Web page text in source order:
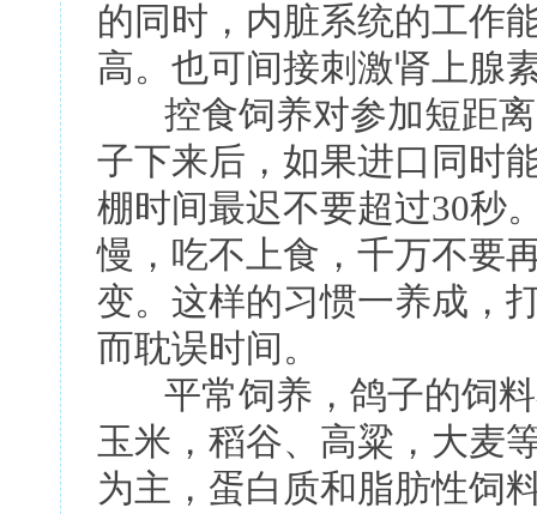
的同时，内脏系统的工作
高。也可间接刺激肾上腺
控食饲养对参加短距离
子下来后，如果进口同时
棚时间最迟不要超过30秒
慢，吃不上食，千万不要
变。这样的习惯一养成，
而耽误时间。
平常饲养，鸽子的饲料
玉米，稻谷、高粱，大麦
为主，蛋白质和脂肪性饲